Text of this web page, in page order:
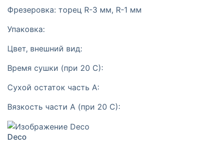
Фрезеровка: торец R-3 мм, R-1 мм
Упаковка:
Цвет, внешний вид:
Время сушки (при 20 С):
Сухой остаток часть А:
Вязкость части А (при 20 С):
Deco